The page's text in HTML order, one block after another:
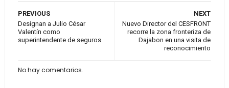
NEXT
Nuevo Director del CESFRONT
recorre la zona fronteriza de
Dajabon en una visita de
reconocimiento
PREVIOUS
Designan a Julio César
Valentín como
superintendente de seguros
No hay comentarios.